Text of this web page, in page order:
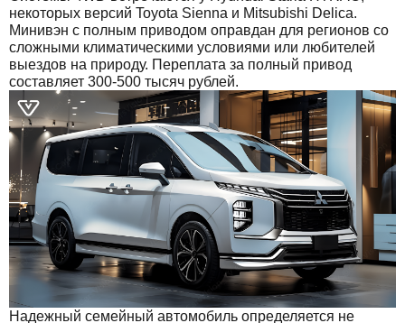
некоторых версий Toyota Sienna и Mitsubishi Delica.
Минивэн с полным приводом оправдан для регионов со
сложными климатическими условиями или любителей
выездов на природу. Переплата за полный привод
составляет 300-500 тысяч рублей.
Надежный семейный автомобиль определяется не